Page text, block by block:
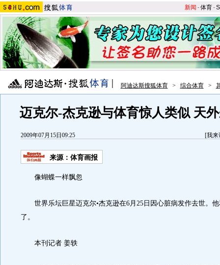
新闻 -体育-S
阿迪达斯搜狐体育 > 综合体育 >
迈克尔-杰克逊与体育惊人类似 天
2009年07月15日09:25 [我来
来源： 体育画报
像蝴蝶一样飘忽
世界乐坛巨星迈克尔•杰克逊在6月25日因心脏病发作去世。他
了。
本刊记者 姜轶